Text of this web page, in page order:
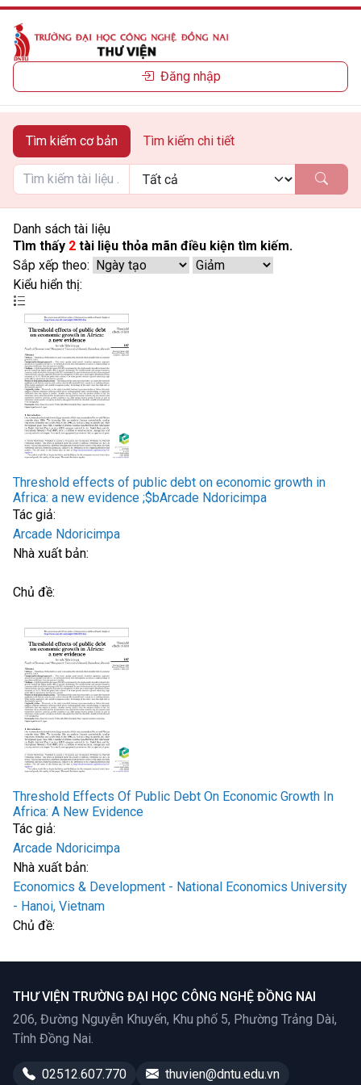
Đăng nhập
Tìm kiếm cơ bản Tìm kiếm chi tiết
Danh sách tài liệu
Tìm thấy 2 tài liệu thỏa mãn điều kiện tìm kiếm.
Sắp xếp theo:
Kiểu hiển thị:
Threshold effects of public debt on economic growth in
Africa: a new evidence ;$bArcade Ndoricimpa
Tác giả:
Arcade Ndoricimpa
Nhà xuất bản:
Chủ đề:
Threshold Effects Of Public Debt On Economic Growth In
Africa: A New Evidence
Tác giả:
Arcade Ndoricimpa
Nhà xuất bản:
Economics & Development - National Economics University
- Hanoi, Vietnam
Chủ đề:
THƯ VIỆN TRƯỜNG ĐẠI HỌC CÔNG NGHỆ ĐỒNG NAI
206, Đường Nguyễn Khuyến, Khu phố 5, Phường Trảng Dài,
Tỉnh Đồng Nai.
02512.607.770 thuvien@dntu.edu.vn